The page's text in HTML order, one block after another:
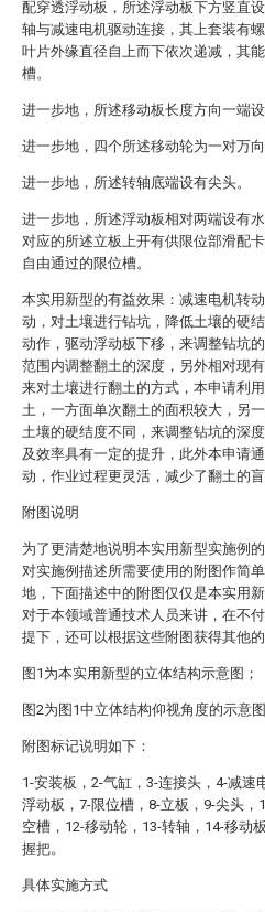
配穿透浮动板，所述浮动板下方竖直
轴与减速电机驱动连接，其上套装有
叶片外缘直径自上而下依次递减，其
槽。
进一步地，所述移动板长度方向一端设
进一步地，四个所述移动轮为一对万向
进一步地，所述转轴底端设有尖头。
进一步地，所述浮动板相对两端设有
对应的所述立板上开有供限位部滑配
自由通过的限位槽。
本实用新型的有益效果：减速电机转
动，对土壤进行钻坑，降低土壤的硬
动作，驱动浮动板下移，来调整钻坑
范围内调整翻土的深度，另外相对现
来对土壤进行翻土的方式，本申请利
土，一方面单次翻土的面积较大，另
土壤的硬结度不同，来调整钻坑的深
及效率具有一定的提升，此外本申请
动，作业过程更灵活，减少了翻土的盲
附图说明
为了更清楚地说明本实用新型实施例
对实施例描述所需要使用的附图作简
地，下面描述中的附图仅仅是本实用
对于本领域普通技术人员来讲，在不
提下，还可以根据这些附图获得其他的
图1为本实用新型的立体结构示意图；
图2为图1中立体结构仰视角度的示意图
附图标记说明如下：
1-安装板，2-气缸，3-连接头，4-减速
浮动板，7-限位槽，8-立板，9-尖头，
空槽，12-移动轮，13-转轴，14-移动
握把。
具体实施方式